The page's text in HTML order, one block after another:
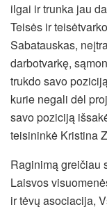
ilgai ir trunka jau
Teisės ir
Sabatauskas,
darbotvarkę,
trukdo savo
kurie negali dėl
savo poziciją
teisininkė Kristina
Raginimą greičiau
Laisvos
ir tėvų asociacija,